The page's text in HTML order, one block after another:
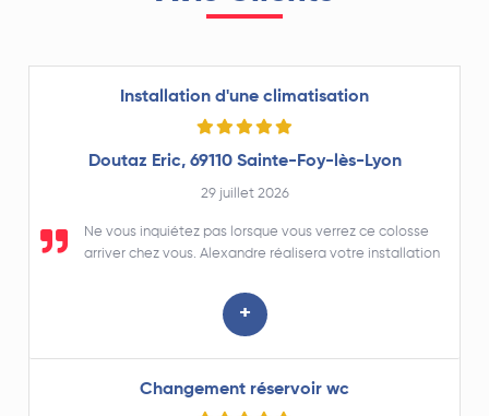
Installation d'une climatisation
Doutaz Eric, 69110 Sainte-Foy-lès-Lyon
29 juillet 2026
Ne vous inquiétez pas lorsque vous verrez ce colosse
arriver chez vous. Alexandre réalisera votre installation
prenant le temps de répondre à vos questions si
nécessaire. Un grand merci à lui et à Stéphane qui entre
autres assure l'accueil téléphonique, les échanges de
mail et l'aspect administratif de l'entreprise Thermocom
que je n'hésite pas à recommander.
+
Changement réservoir wc